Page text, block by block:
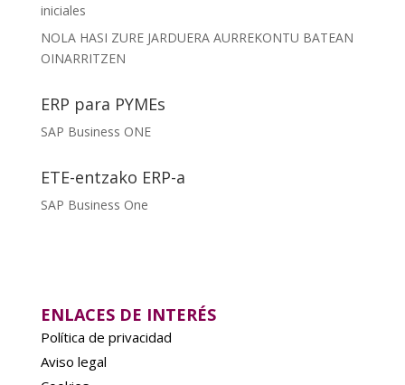
iniciales
NOLA HASI ZURE JARDUERA AURREKONTU BATEAN
OINARRITZEN
ERP para PYMEs
SAP Business ONE
ETE-entzako ERP-a
SAP Business One
ENLACES DE INTERÉS
Política de privacidad
Aviso legal